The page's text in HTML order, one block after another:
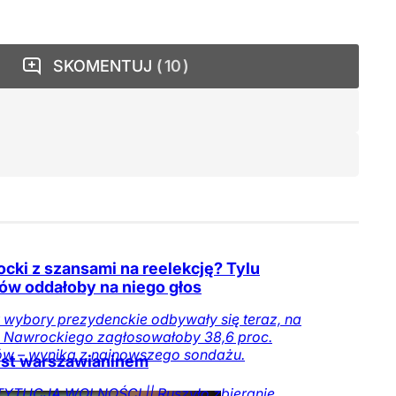
SKOMENTUJ 10
z szansami na reelekcję? Tylu
oddałoby na niego głos
wybory prezydenckie odbywały się teraz, na
zagłosowałoby 38,6 proc.
– wynika z najnowszego sondażu.
warszawianinem